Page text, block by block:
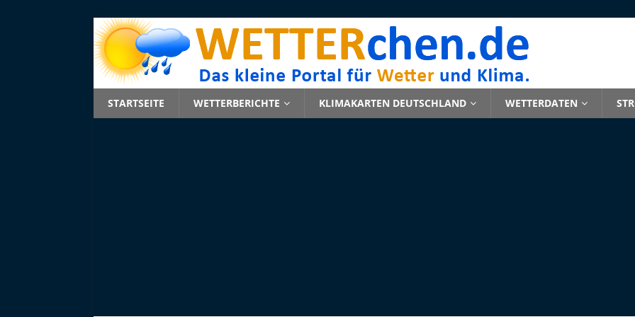
STARTSEITE WETTERBERICHTE KLIMAKARTEN DEUTSCHLAND WETTERDATEN